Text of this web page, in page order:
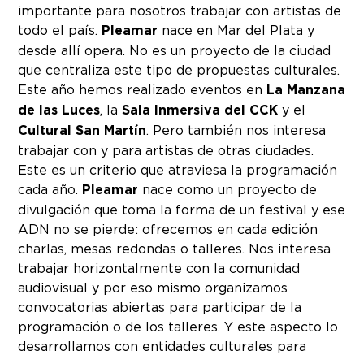
importante para nosotros trabajar con artistas de
todo el país. Pleamar nace en Mar del Plata y
desde allí opera. No es un proyecto de la ciudad
que centraliza este tipo de propuestas culturales.
Este año hemos realizado eventos en La Manzana
de las Luces, laSala Inmersiva del CCK y el
Cultural San Martín. Pero también nos interesa
trabajar con y para artistas de otras ciudades.
Este es un criterio que atraviesa la programación
cada año. Pleamar nace como un proyecto de
divulgación que toma la forma de un festival y ese
ADN no se pierde: ofrecemos en cada edición
charlas, mesas redondas o talleres. Nos interesa
trabajar horizontalmente con la comunidad
audiovisual y por eso mismo organizamos
convocatorias abiertas para participar de la
programación o de los talleres. Y este aspecto lo
desarrollamos con entidades culturales para